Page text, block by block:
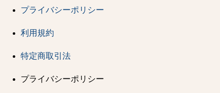
プライバシーポリシー
利用規約
特定商取引法
プライバシーポリシー